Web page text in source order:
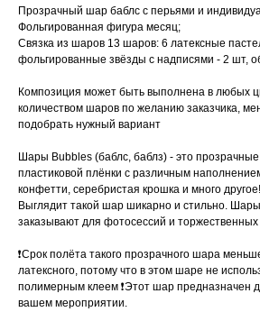
Прозрачный шар баблс с перьями и
Фольгированная фигура месяц;
Связка из шаров 13 шаров: 6 латексные
фольгированные звёзды с надписями - 2 шт,
Композиция может быть выполнена в любых
количеством шаров по желанию заказчика,
подобрать нужный вариант
Шары Bubbles (баблс, баблз) - это
пластиковой плёнки с различным
конфетти, серебристая крошка и много другое!
Выглядит такой шар шикарно и стильно.
заказывают для фотосессий и
❗️Срок полёта такого прозрачного шара
латексного, потому что в этом шаре не
полимерным клеем ❗️Этот шар предназначен
вашем мероприятии.
Самые популярные